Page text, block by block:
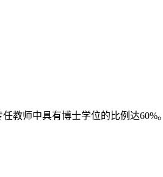
教师中具有博士学位的比例达60%。